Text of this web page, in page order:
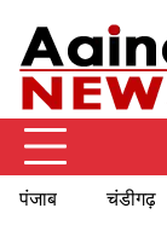
content
पंजाब चंडीगढ़